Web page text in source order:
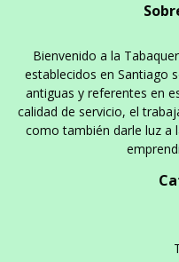
Bienvenido a la
establecidos en Santiago
antiguas y referentes en
calidad de servicio, el
como también darle luz a